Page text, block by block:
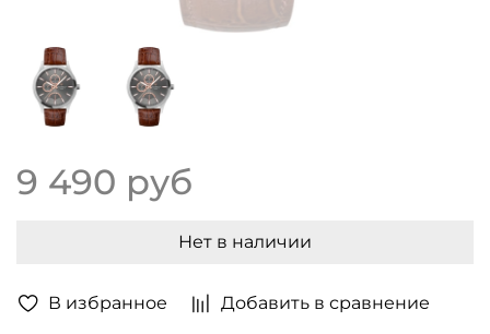
В избранное Добавить в сравнение
9 490 руб
Нет в наличии